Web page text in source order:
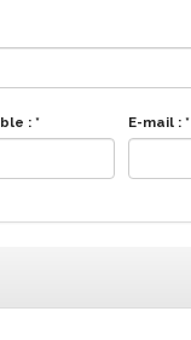
: * E-mail : *